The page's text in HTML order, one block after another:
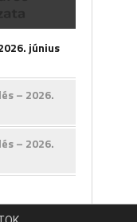
június
– 2026.
– 2026.